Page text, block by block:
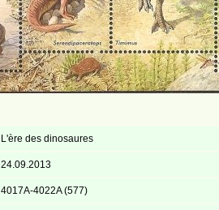
L'ère des dinosaures
24.09.2013
4017A-4022A (577)